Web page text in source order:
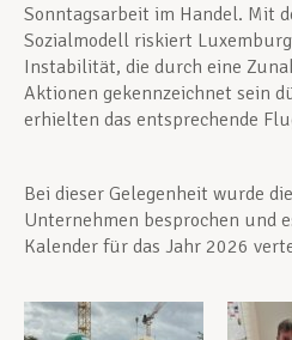
Sonntagsarbeit im Handel. Mit
Sozialmodell riskiert
Instabilität, die durch eine
Aktionen gekennzeichnet sein
erhielten das entsprechende
Bei dieser Gelegenheit wurde
Unternehmen besprochen und
Kalender für das Jahr 2026